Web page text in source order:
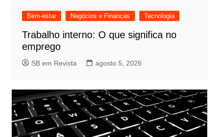
Bem-estar Negócios e Finanças Tecnologia
Trabalho interno: O que significa no
emprego
SB em Revista agosto 5, 2026